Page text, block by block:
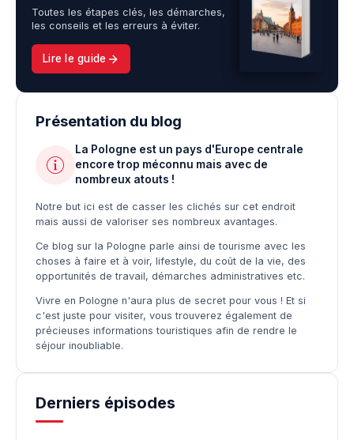
Toutes les étapes clés, les démarches,
les conseils et les erreurs à éviter.
Lire le guide
Présentation du blog
La Pologne est un pays d'Europe centrale
encore trop méconnu mais avec de
nombreux atouts !
Notre but ici est de casser les clichés sur cet endroit
mais aussi de valoriser ses nombreux avantages.
Ce blog sur la Pologne parle ainsi de tourisme avec les
choses à faire et à voir, lifestyle, du coût de la vie, des
opportunités de travail, démarches administratives etc.
Vivre en Pologne n'aura plus de secret pour vous ! Et si
c'est juste pour visiter, vous trouverez également de
précieuses informations touristiques afin de rendre le
séjour inoubliable.
Derniers épisodes